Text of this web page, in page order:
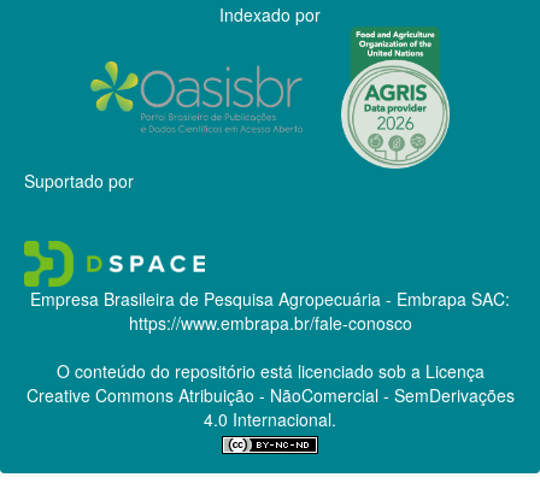
Indexado por
Suportado por
Empresa Brasileira de Pesquisa Agropecuária - Embrapa SAC:
https://www.embrapa.br/fale-conosco
O conteúdo do repositório está licenciado sob a Licença
Creative CommonsAtribuição - NãoComercial - SemDerivações
4.0 Internacional.